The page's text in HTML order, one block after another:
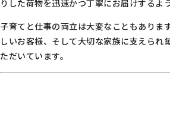
りした荷物を迅速かつ丁寧にお届けするよ
子育てと仕事の両立は大変なこともありま
しいお客様、そして大切な家族に支えられ
ただいています。